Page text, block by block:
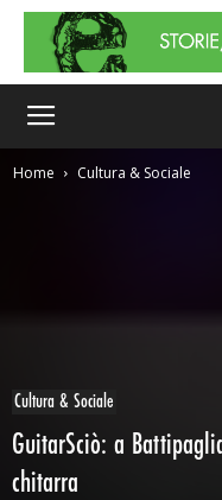
Home Cultura & Sociale
Cultura & Sociale
GuitarSciò: a
chitarra